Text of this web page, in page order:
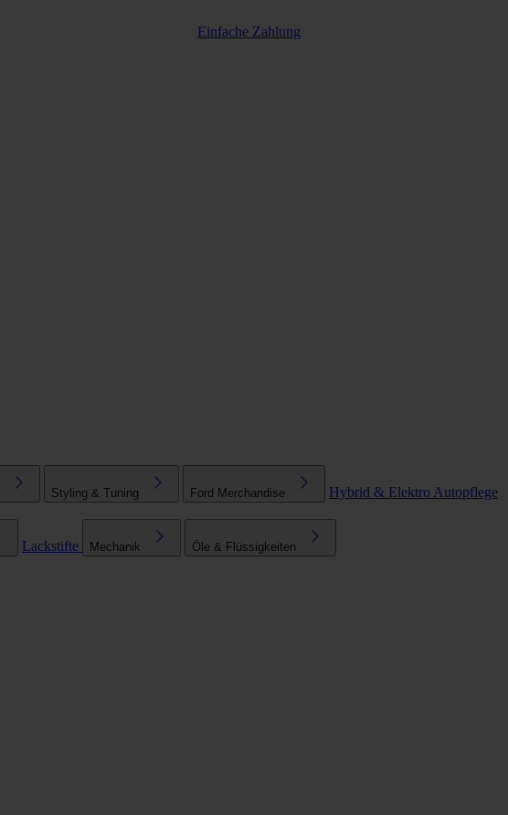
Einfache Zahlung
Styling & Tuning Ford Merchandise Hybrid & Elektro Autopflege
Lackstifte Mechanik Öle & Flüssigkeiten